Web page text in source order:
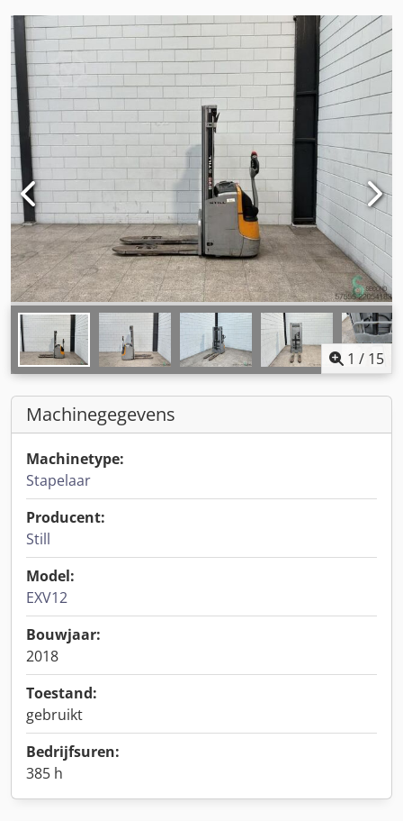
1 / 15
Machinegegevens
Machinetype:
Stapelaar
Producent:
Still
Model:
EXV12
Bouwjaar:
2018
Toestand:
gebruikt
Bedrijfsuren:
385 h